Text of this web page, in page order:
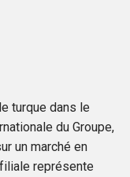
turque dans le
du Groupe,
un marché en
représente